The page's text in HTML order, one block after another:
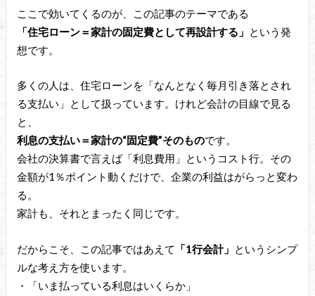
ここで効いてくるのが、この記事のテーマである
「住宅ローン＝家計の固定費として再設計する」
という発
想です。
多くの人は、住宅ローンを「なんとなく毎月引き落とされ
る支払い」として扱っています。けれど会計の目線で見る
と、
利息の支払い＝家計の“固定費”そのものです。
会社の決算書で言えば「利息費用」というコスト行。その
金額が1％ポイント動くだけで、企業の利益はがらっと変わ
る。
家計も、それとまったく同じです。
だからこそ、この記事ではあえて 「1行会計」 というシンプ
ルな考え方を使います。
・「いま払っている利息はいくらか」